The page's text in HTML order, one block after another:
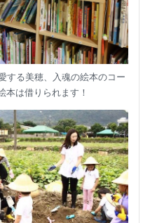
する美穂、入魂の絵本のコー
本は借りられます！